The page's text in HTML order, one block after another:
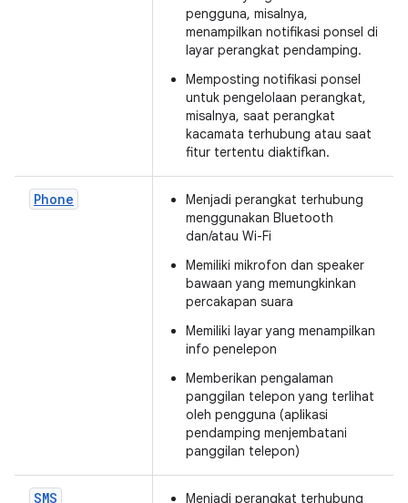
pengguna, misalnya,
menampilkan notifikasi ponsel di
layar perangkat pendamping.
Memposting notifikasi ponsel
untuk pengelolaan perangkat,
misalnya, saat perangkat
kacamata terhubung atau saat
fitur tertentu diaktifkan.
Phone
Menjadi perangkat terhubung
menggunakan Bluetooth
dan/atau Wi-Fi
Memiliki mikrofon dan speaker
bawaan yang memungkinkan
percakapan suara
Memiliki layar yang menampilkan
info penelepon
Memberikan pengalaman
panggilan telepon yang terlihat
oleh pengguna (aplikasi
pendamping menjembatani
panggilan telepon)
SMS Menjadi perangkat terhubung